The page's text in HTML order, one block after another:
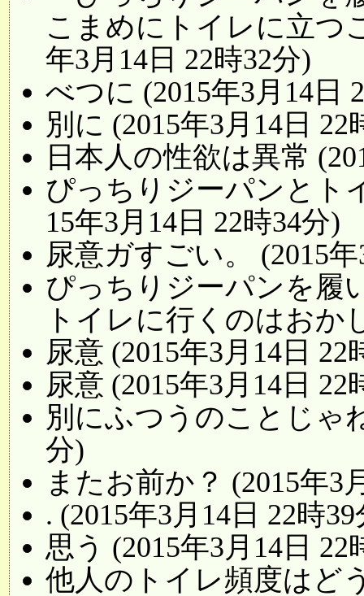
こまめにトイレに立つ
年3月14日 22時32分)
べつに (2015年3月14日
別に (2015年3月14日 22
日本人の性欲は異常
ぴっちりジーパンとト
15年3月14日 22時34分)
尿意ガすごい。 (2015
ぴっちりジーパンを履
トイレに行くのはおか
尿意 (2015年3月14日 22
尿意 (2015年3月14日 22
別にふつうのことじゃ
分)
またお前か？ (2015年3
. (2015年3月14日 22時
思う (2015年3月14日 22
他人のトイレ頻度はど